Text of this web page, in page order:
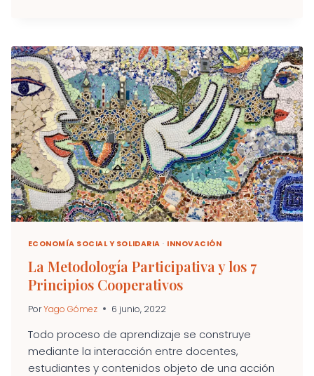
PRINCIPIOS
COOPERATIVOS
ECONOMÍA SOCIAL Y SOLIDARIA · INNOVACIÓN
La Metodología Participativa y los 7
Principios Cooperativos
Por Yago Gómez 6 junio, 2022
Todo proceso de aprendizaje se construye
mediante la interacción entre docentes,
estudiantes y contenidos objeto de una acción